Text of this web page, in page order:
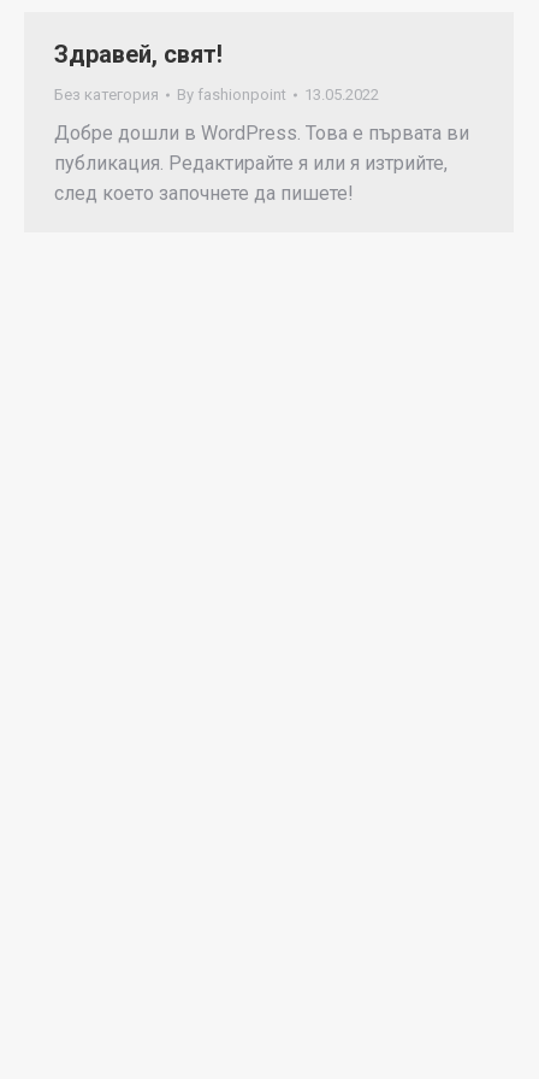
Здравей, свят!
Без категория By fashionpoint 13.05.2022
Добре дошли в WordPress. Това е първата ви
публикация. Редактирайте я или я изтрийте,
след което започнете да пишете!